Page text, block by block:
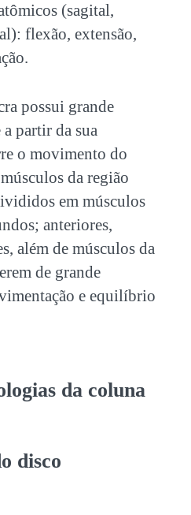
(sagital,
flexão, extensão,
possui grande
partir da sua
o movimento do
da região
em músculos
anteriores,
além de músculos da
de grande
e equilíbrio
da coluna
disco